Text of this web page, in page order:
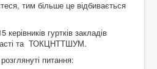
тим більше це відбивається
гуртків закладів
та ТОКЦНТТШУМ.
питання: